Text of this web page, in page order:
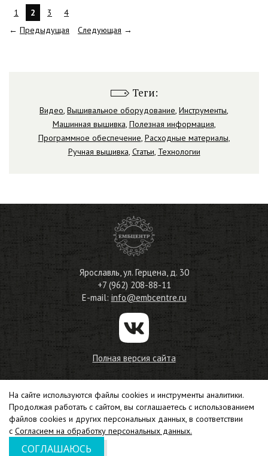
1
2 3
4
← Предыдущая Следующая →
Теги:
Видео, Вышивальное оборудование, Инструменты,
Машинная вышивка, Полезная информация,
Программное обеспечение, Расходные материалы,
Ручная вышивка, Статьи, Технологии
Ярославль,ул. Герцена, д. 30
+7 (962) 208-88-11
E-mail: info@embcentre.ru
Полная версия сайта
Центр обучения вышивке
Соглашение на обработку персональных данных
Политика конфиденциальности
Создание сайта –
На сайте используются файлы cookies и инструменты аналитики.
Продолжая работать с сайтом, вы соглашаетесь с использованием
файлов cookies и других персональных данных, в соответствии
с Согласием на обработку персональных данных.
СОГЛАШАЮСЬ